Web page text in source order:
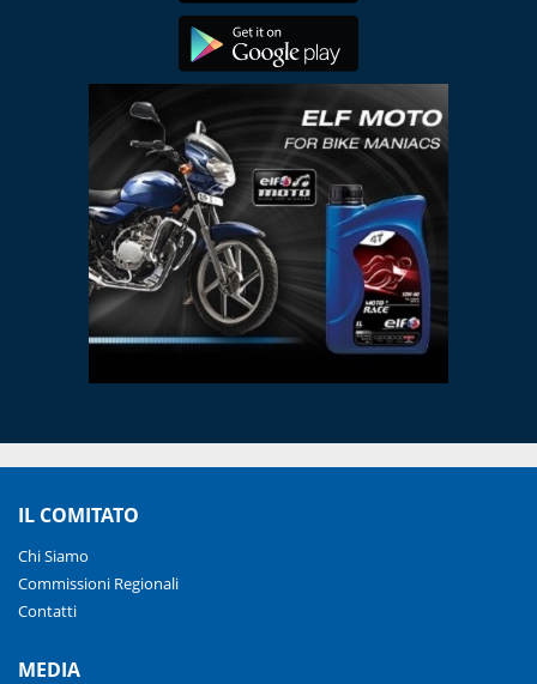
IL COMITATO
Chi Siamo
Commissioni Regionali
Contatti
MEDIA